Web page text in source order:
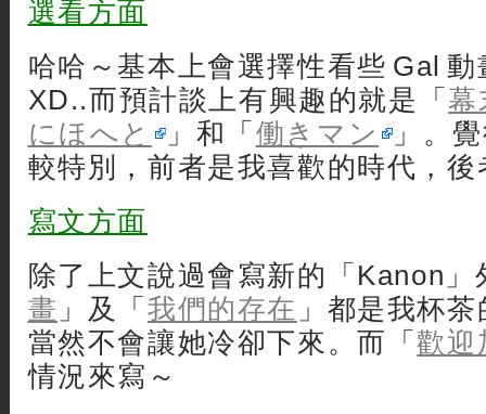
選看方面
哈哈～基本上會選擇性看些 Gal
XD..而預計談上有興趣的就是「 幕
にほへと
」和「 働きマン
」。
較特別，前者是我喜歡的時代，
寫文方面
除了上文說過會寫新的「Kanon」
畫 」及「 我們的存在 」都是我杯
當然不會讓她冷卻下來。而「歡迎
情況來寫～